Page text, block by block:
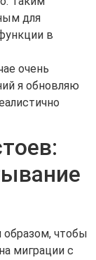
для
в
очень
я обновляю
чтобы
миграции с